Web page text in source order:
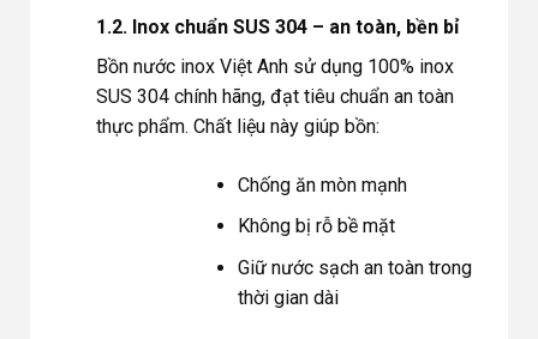
1.2. Inox chuẩn SUS 304 – an toàn, bền bỉ
Bồn nước inox Việt Anh sử dụng 100% inox
SUS 304 chính hãng, đạt tiêu chuẩn an toàn
thực phẩm. Chất liệu này giúp bồn:
Chống ăn mòn mạnh
Không bị rỗ bề mặt
Giữ nước sạch an toàn trong
thời gian dài